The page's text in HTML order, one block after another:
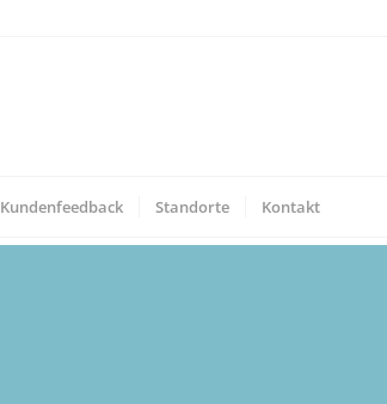
Kundenfeedback Standorte Kontakt